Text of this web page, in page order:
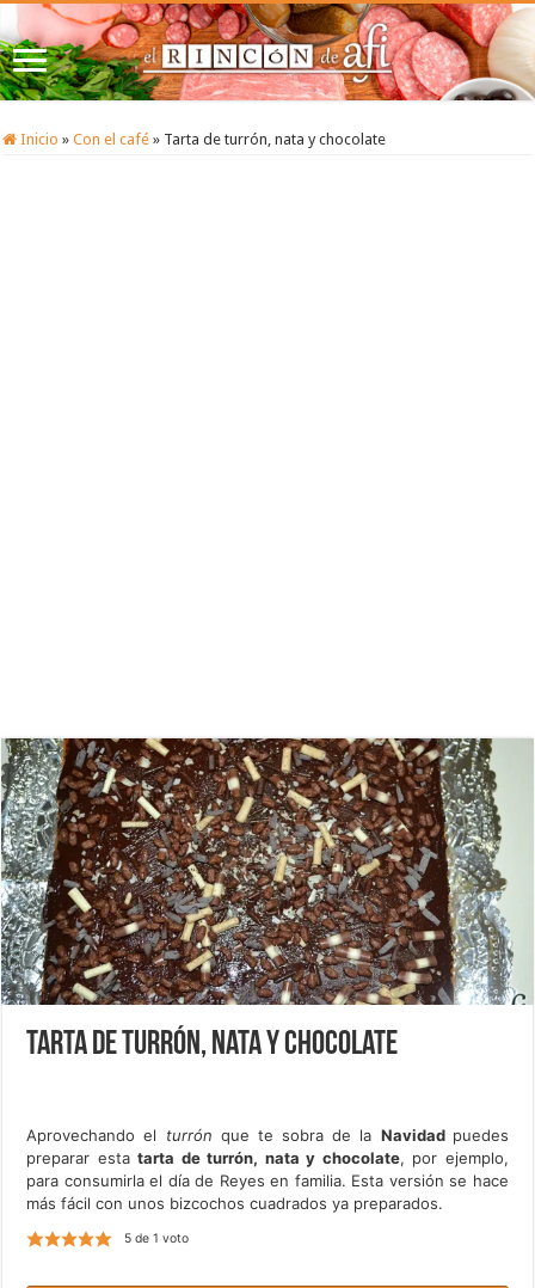
Inicio » Con el café » Tarta de turrón, nata y chocolate
Tarta de turrón, nata y chocolate
Aprovechando el turrón que te sobra de la Navidad puedes
preparar estatarta de turrón, nata y chocolate, por ejemplo,
para consumirla el día de Reyes en familia. Esta versión se hace
más fácil con unos bizcochos cuadrados ya preparados.
5de 1 voto